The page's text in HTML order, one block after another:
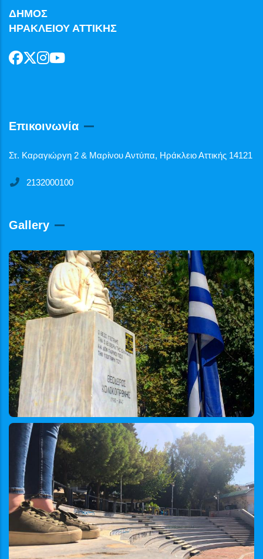
ΔΗΜΟΣ
ΗΡΑΚΛΕΙΟΥ ΑΤΤΙΚΗΣ
Επικοινωνία
Στ. Καραγιώργη 2 & Μαρίνου Αντύπα, Ηράκλειο Αττικής 14121
2132000100
Gallery